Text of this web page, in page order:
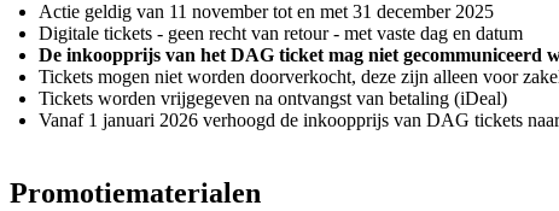
Actie geldig van 11 november tot en met 31 december 2025
Digitale tickets - geen recht van retour - met vaste dag en datum
De inkoopprijs van het DAG ticket mag niet gecommuniceerd
Tickets mogen niet worden doorverkocht, deze zijn alleen voor
Tickets worden vrijgegeven na ontvangst van betaling (iDeal)
Vanaf 1 januari 2026 verhoogd de inkoopprijs van DAG tickets
Promotiematerialen